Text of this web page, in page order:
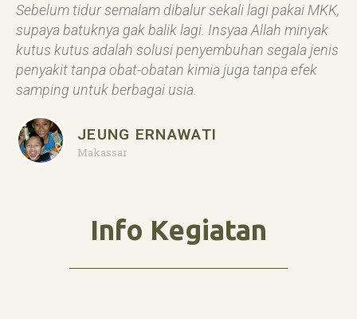
Sebelum tidur semalam dibalur sekali lagi pakai MKK,
supaya batuknya gak balik lagi. Insyaa Allah minyak
kutus kutus adalah solusi penyembuhan segala jenis
penyakit tanpa obat-obatan kimia juga tanpa efek
samping untuk berbagai usia.
JEUNG ERNAWATI
Makassar
Info Kegiatan